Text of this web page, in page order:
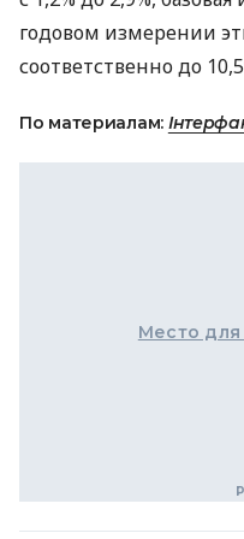
годовом измерении
соответственно до
По материалам:
Место